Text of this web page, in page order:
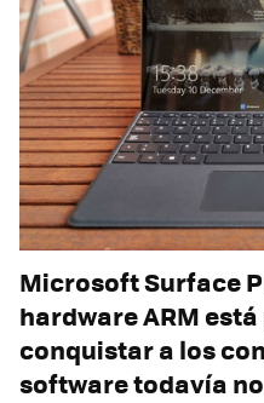
Microsoft Surface
hardware ARM
conquistar a los
software todavía no